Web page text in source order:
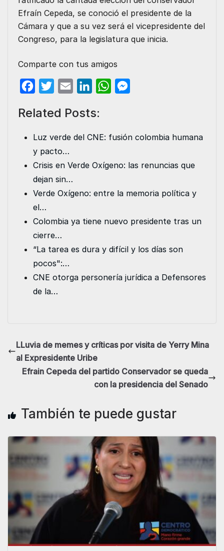
Efraín Cepeda, se conoció el presidente de la
Cámara y que a su vez será el vicepresidente del
Congreso, para la legislatura que inicia.
Comparte con tus amigos
c
o
o
k
i
t
e
r
a
n
d
n
W
A
p
n
e
Related Posts:
Luz verde del CNE: fusión colombia humana
y pacto…
Crisis en Verde Oxígeno: las renuncias que
dejan sin…
Verde Oxígeno: entre la memoria política y
el…
Colombia ya tiene nuevo presidente tras un
cierre…
“La tarea es dura y difícil y los días son
pocos":…
CNE otorga personería jurídica a Defensores
de la…
LLuvia de memes y críticas por visita de Yerry Mina
al Expresidente Uribe
Efrain Cepeda del partido Conservador se queda
con la presidencia del Senado
También te puede gustar